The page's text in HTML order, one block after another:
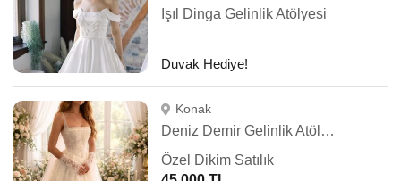
Işıl Dinga Gelinlik Atölyesi
Duvak Hediye!
Konak
Deniz Demir Gelinlik Atölyesi
Özel Dikim Satılık